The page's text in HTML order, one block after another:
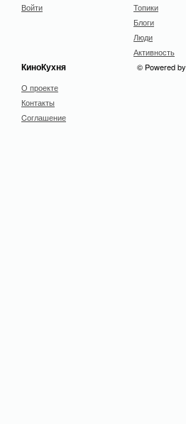
Войти
Топики
Блоги
Люди
Активность
КиноКухня
О проекте
Контакты
Cоглашение
© Powered by